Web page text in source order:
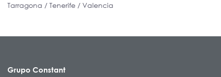
Tarragona / Tenerife / Valencia
Grupo Constant